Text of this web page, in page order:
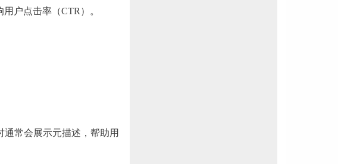
户点击率（CTR）。
常会展示元描述，帮助用